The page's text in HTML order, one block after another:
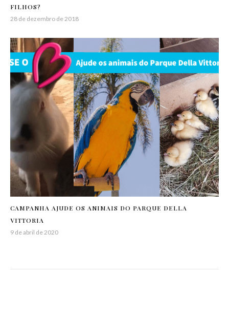
FILHOS?
28 de dezembro de 2018
CAMPANHA AJUDE OS ANIMAIS DO PARQUE DELLA
VITTORIA
9 de abril de 2020